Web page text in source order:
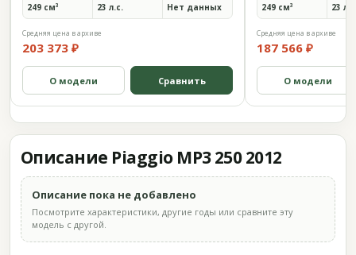
249 см³ 23 л.с. Нет данных
Средняя цена в архиве
203 373 ₽
О модели Сравнить
249 см³ 23
Средняя цена в архиве
187 566 ₽
О модели
Описание Piaggio MP3 250 2012
Описание пока не добавлено
Посмотрите характеристики, другие годы или сравните эту
модель с другой.